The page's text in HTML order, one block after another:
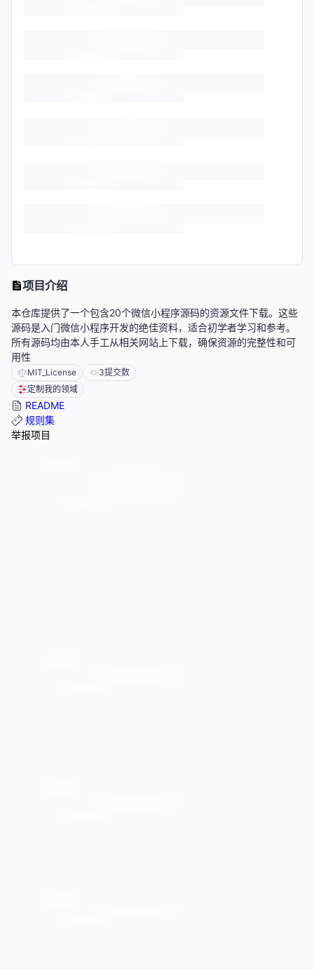
项目介绍
本仓库提供了一个包含20个微信小程序源码的资源文件下载。这些
源码是入门微信小程序开发的绝佳资料，适合初学者学习和参考。
所有源码均由本人手工从相关网站上下载，确保资源的完整性和可
用性
MIT_License 3提交数
定制我的领域
README
规则集
举报项目